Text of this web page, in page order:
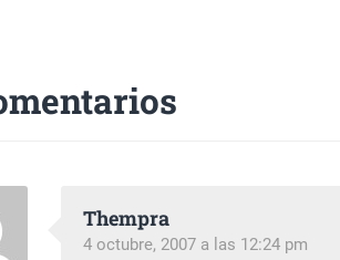
Thempra
4 octubre, 2007 a las 12:24 pm